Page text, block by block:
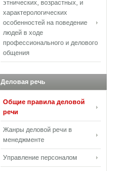
этнических, возрастных, и
характерологических
особенностей на поведение
людей в ходе
профессионального и делового
общения
Деловая речь
Общие правила деловой
речи
Жанры деловой речи в
менеджменте
Управление персоналом